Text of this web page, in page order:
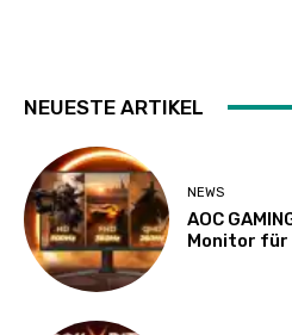
NEUESTE ARTIKEL
NEWS
AOC
Monitor für